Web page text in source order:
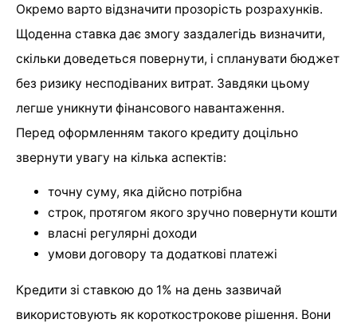
Окремо варто відзначити прозорість розрахунків.
Щоденна ставка дає змогу заздалегідь визначити,
скільки доведеться повернути, і спланувати бюджет
без ризику несподіваних витрат. Завдяки цьому
легше уникнути фінансового навантаження.
Перед оформленням такого кредиту доцільно
звернути увагу на кілька аспектів:
точну суму, яка дійсно потрібна
строк, протягом якого зручно повернути кошти
власні регулярні доходи
умови договору та додаткові платежі
Кредити зі ставкою до 1% на день зазвичай
використовують як короткострокове рішення. Вони